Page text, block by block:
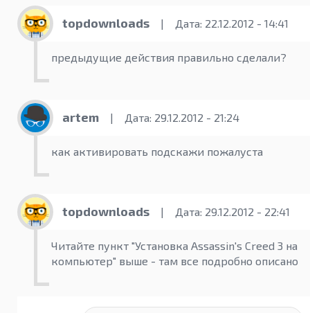
topdownloads | Дата: 22.12.2012 - 14:41
предыдущие действия правильно сделали?
artem | Дата: 29.12.2012 - 21:24
как активировать подскажи пожалуста
topdownloads | Дата: 29.12.2012 - 22:41
Читайте пункт "Установка Assassin's Creed 3 на
компьютер" выше - там все подробно описано